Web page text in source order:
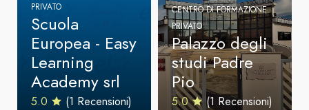
PRIVATO
Scuola
Europea - Easy
Learning
Academy srl
5.0 (1 Recensioni)
CENTRO DI FORMAZIONE
PRIVATO
Palazzo degli
studi Padre
Pio
5.0 (1 Recensioni)